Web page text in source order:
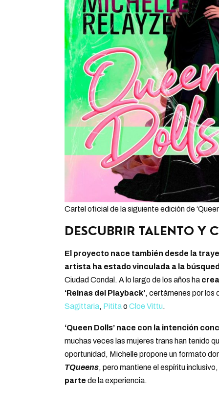
Cartel oficial de la siguiente edición de
DESCUBRIR TALENTO Y
El proyecto nace también desde la
artista ha estado vinculada a la
Ciudad Condal. A lo largo de los años ha
‘Reinas del Playback’, certámenes por los
Sagittaria, PititaoCloe Vittu.
‘Queen Dolls’ nace con la intención
muchas veces las mujeres trans han tenido
oportunidad, Michelle propone un formato
TQueens, pero mantiene el espíritu inclusivo,
parte de la experiencia.